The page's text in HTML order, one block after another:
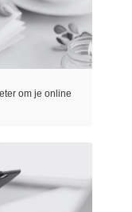
om je online